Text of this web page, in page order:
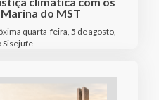
do MST
quarta-feira, 5 de agosto,
Sisejufe